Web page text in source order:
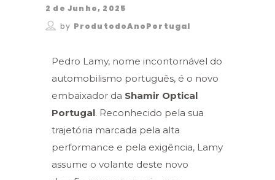
2 de Junho, 2025
by ProdutodoAnoPortugal
Pedro Lamy, nome incontornável do
automobilismo português, é o novo
embaixador da Shamir Optical
Portugal. Reconhecido pela sua
trajetória marcada pela alta
performance e pela exigência, Lamy
assume o volante deste novo